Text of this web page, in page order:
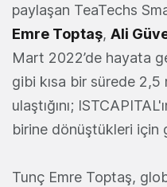
paylaşan TeaTechs
Emre Toptaş, Ali
Mart 2022’de hayata
gibi kısa bir sürede
ulaştığını;
birine dönüştükleri için
Tunç Emre Toptaş,